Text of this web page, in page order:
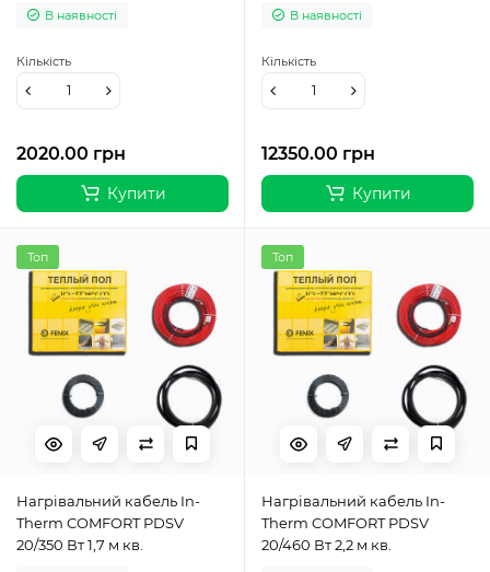
В наявності
2020.00 грн
Кількість
Купити
В наявності
12350.00 грн
Кількість
Купити
Топ
Нагрівальний кабель In-
Therm COMFORT PDSV
20/350 Вт 1,7 м кв.
Топ
Нагрівальний кабель In-
Therm COMFORT PDSV
20/460 Вт 2,2 м кв.